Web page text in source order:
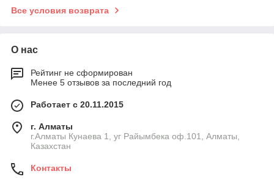
Все условия возврата
О нас
Рейтинг не сформирован
Менее 5 отзывов за последний год
Работает с 20.11.2015
г. Алматы
г.Алматы Кунаева 1, уг Райымбека оф.101, Алматы,
Казахстан
Контакты